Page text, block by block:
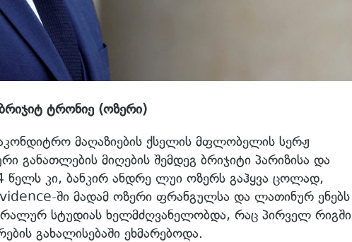
ტრონიე (ოზერი)
მაღაზიების ქსელის მფლობელის სერჟ
განათლების მიღების შემდეგ ბრიჯიტი პარიზისა და
წელს კი, ბანკირ ანდრე ლუი ოზერს გაჰყვა ცოლად,
ში მადამ ოზერი ფრანგულსა და ლათინურ ენებს
სტუდიას ხელმძღვანელობდა, რაც პირველ რიგში
გახალისებაში ეხმარებოდა.